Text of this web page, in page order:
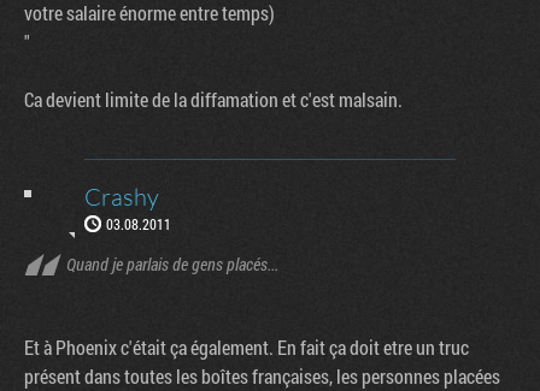
votre salaire énorme entre temps)
"
Ca devient limite de la diffamation et c'est malsain.
Crashy
03.08.2011
Quand je parlais de gens placés...
Et à Phoenix c'était ça également. En fait ça doit etre un truc
présent dans toutes les boîtes françaises, les personnes placées